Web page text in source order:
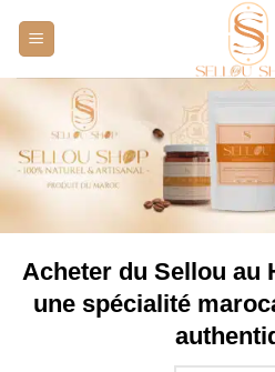
Acheter du Sellou au
une spécialité